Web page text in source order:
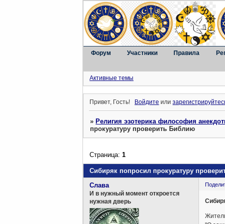
Форум Участники Правила
Активные темы
Привет, Гость! Войдите или
»Религия эзотерика философия
прокуратуру проверить Библию
Сибиряк попросил прокуратуру
Страница:1
Слава
И в нужный момент откроется
нужная дверь